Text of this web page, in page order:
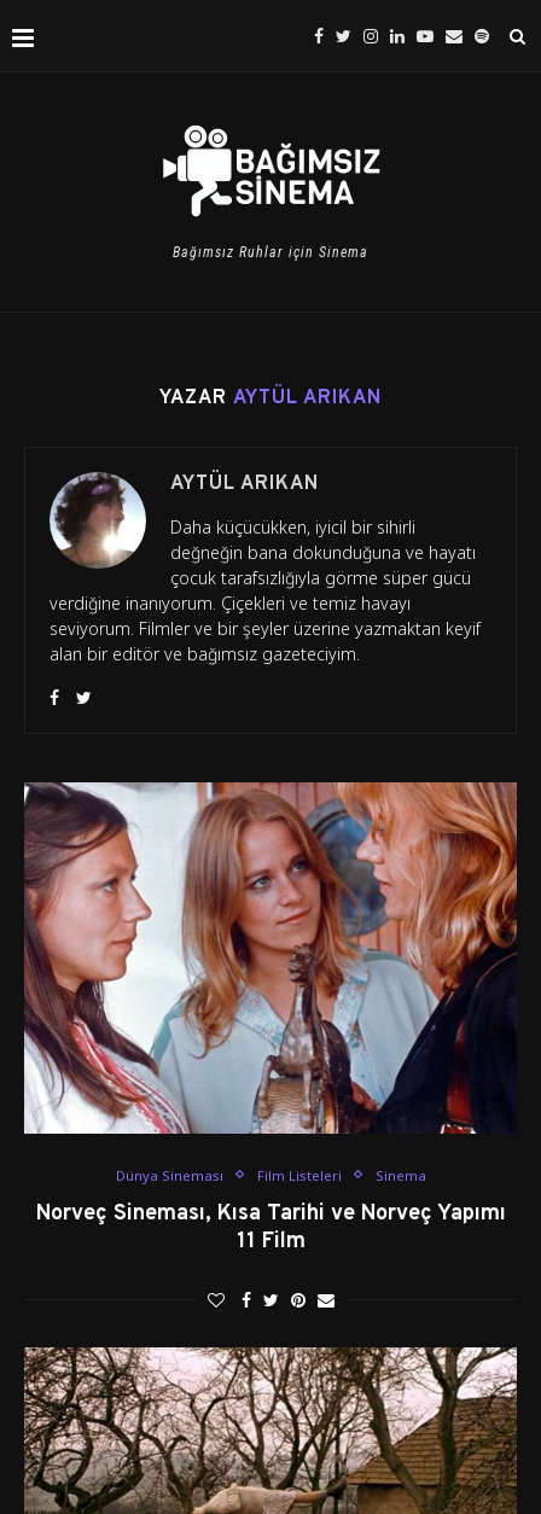
Bağımsız Ruhlar için Sinema
YAZAR AYTÜL ARIKAN
AYTÜL ARIKAN
Daha küçücükken, iyicil bir sihirli
değneğin bana dokunduğuna ve hayatı
çocuk tarafsızlığıyla görme süper gücü
verdiğine inanıyorum. Çiçekleri ve temiz havayı
seviyorum. Filmler ve bir şeyler üzerine yazmaktan keyif
alan bir editör ve bağımsız gazeteciyim.
Dünya Sineması Film Listeleri Sinema
Norveç Sineması, Kısa Tarihi ve Norveç Yapımı
11 Film